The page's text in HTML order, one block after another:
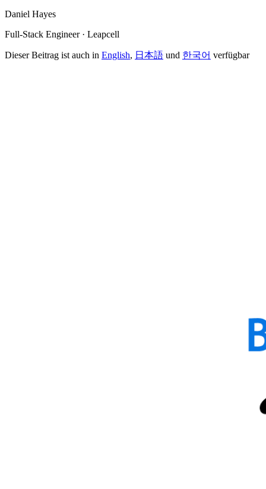
Daniel Hayes
Full-Stack Engineer · Leapcell
Dieser Beitrag ist auch in English, 日本語 und 한국어 verfügbar